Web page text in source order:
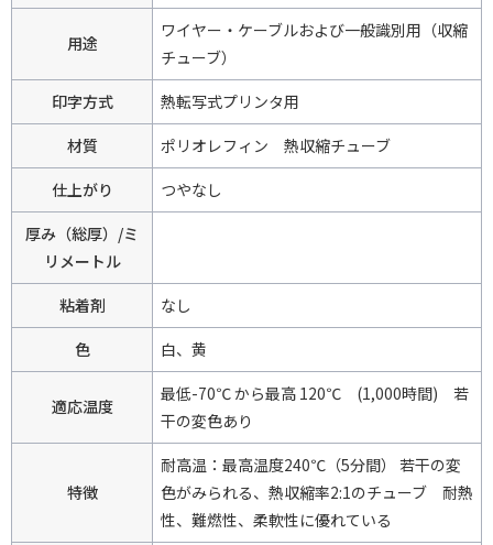
用途
ワイヤー・ケーブルおよび一般識別用（収縮
チューブ）
印字方式
熱転写式プリンタ用
材質
ポリオレフィン 熱収縮チューブ
仕上がり
つやなし
厚み（総厚）/ミ
リメートル
粘着剤
なし
色
白、黄
適応温度
最低-70℃ から最高 120℃ (1,000時間) 若
干の変色あり
特徴
耐高温：最高温度240℃（5分間） 若干の変
色がみられる、熱収縮率2:1のチューブ 耐熱
性、難燃性、柔軟性に優れている